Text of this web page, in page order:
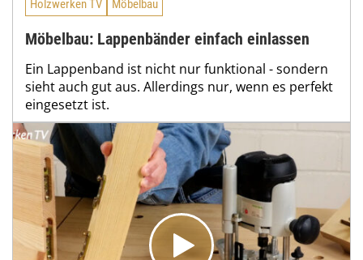
Holzwerken TV Möbelbau
Möbelbau: Lappenbänder einfach einlassen
Ein Lappenband ist nicht nur funktional - sondern
sieht auch gut aus. Allerdings nur, wenn es perfekt
eingesetzt ist.